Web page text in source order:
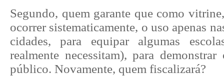
Segundo, quem garante que como
ocorrer sistematicamente, o uso apenas
cidades, para equipar algumas
realmente necessitam), para
público. Novamente, quem fiscalizará?